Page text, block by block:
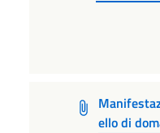
ello di